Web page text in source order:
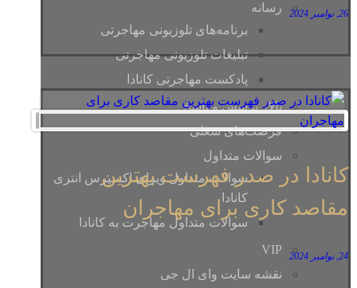
رسانه
برنامه‎‌های تلوزیونی مهاجرتی
تبلیغات تلوزیونی مهاجرتی
پادکست مهاجرتی کانادا
تالار پرسش و پاسخ
فرصت‌‌های شغلی
سوالات متداول
سوالات متداول ویزای اکسپرس انتری
کانادا
سوالات متداول مهاجرت به کانادا
VIP
نقشه سایت وای ال جی
26, نوامبر 2024
کانادا در صدر فهرست بهترین
مقاصد کاری برای مهاجران
24, نوامبر 2024